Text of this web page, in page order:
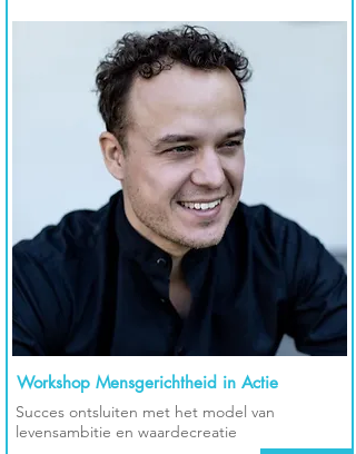
Workshop Mensgerichtheid in Actie
Succes ontsluiten met het model van
levensambitie en waardecreatie